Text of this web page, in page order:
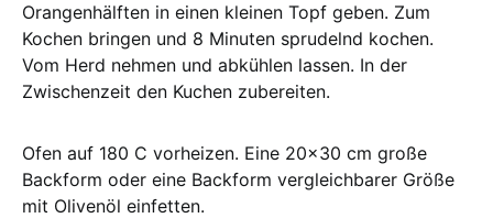
Orangenhälften in einen kleinen Topf geben. Zum
Kochen bringen und 8 Minuten sprudelnd kochen.
Vom Herd nehmen und abkühlen lassen. In der
Zwischenzeit den Kuchen zubereiten.
Ofen auf 180 C vorheizen. Eine 20×30 cm große
Backform oder eine Backform vergleichbarer Größe
mit Olivenöl einfetten.